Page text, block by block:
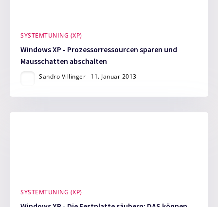
SYSTEMTUNING (XP)
Windows XP - Prozessorressourcen sparen und
Mausschatten abschalten
Sandro Villinger 11. Januar 2013
SYSTEMTUNING (XP)